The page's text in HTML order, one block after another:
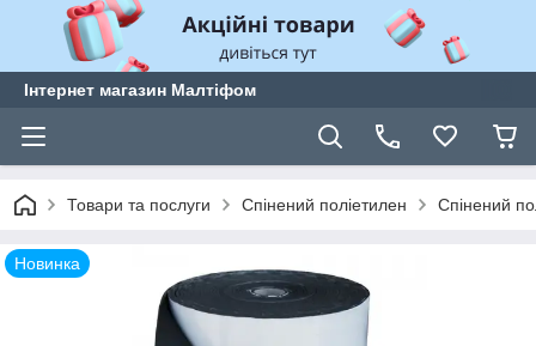
Інтернет магазин Малтіфом
Товари та послуги Спінений поліетилен Спінений
Новинка